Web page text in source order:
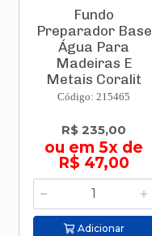
Fundo
Preparador Base
Água Para
Madeiras E
Metais Coralit
3,...
Código: 215465
R$ 235,00
ou em 5x de
R$ 47,00
Adicionar